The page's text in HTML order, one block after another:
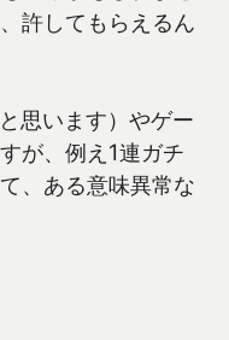
許してもらえるん
思います）やゲー
が、例え1連ガチ
、ある意味異常な